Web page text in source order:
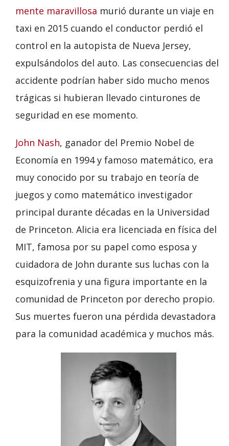
mente maravillosa murió durante un viaje en
taxi en 2015 cuando el conductor perdió el
control en la autopista de Nueva Jersey,
expulsándolos del auto. Las consecuencias del
accidente podrían haber sido mucho menos
trágicas si hubieran llevado cinturones de
seguridad en ese momento.
John Nash, ganador del Premio Nobel de
Economía en 1994 y famoso matemático, era
muy conocido por su trabajo en teoría de
juegos y como matemático investigador
principal durante décadas en la Universidad
de Princeton. Alicia era licenciada en física del
MIT, famosa por su papel como esposa y
cuidadora de John durante sus luchas con la
esquizofrenia y una figura importante en la
comunidad de Princeton por derecho propio.
Sus muertes fueron una pérdida devastadora
para la comunidad académica y muchos más.